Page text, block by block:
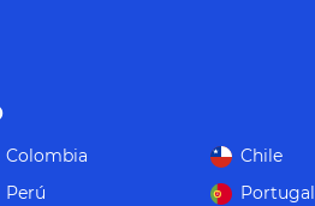
Colombia
Chile
Perú Portugal